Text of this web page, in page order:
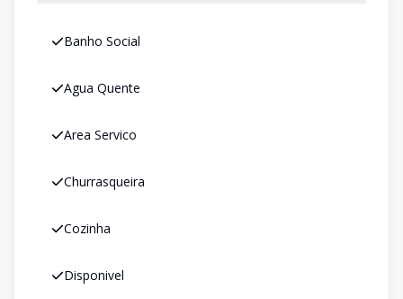
Banho Social
Agua Quente
Area Servico
Churrasqueira
Cozinha
Disponivel